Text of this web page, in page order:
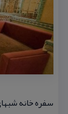
سفره خانه